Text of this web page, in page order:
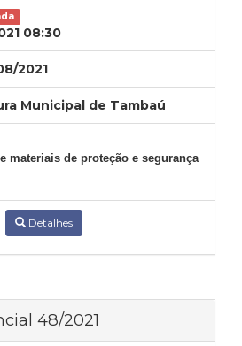
08:30
2021
Municipal de Tambaú
materiais de proteção e segurança
Detalhes
48/2021